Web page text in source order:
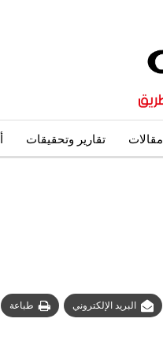
مقالات تقارير وتحقيقات
البريد الإلكتروني طباعة